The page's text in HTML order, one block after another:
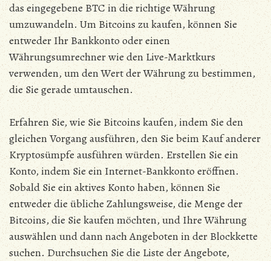
das eingegebene BTC in die richtige Währung
umzuwandeln. Um Bitcoins zu kaufen, können Sie
entweder Ihr Bankkonto oder einen
Währungsumrechner wie den Live-Marktkurs
verwenden, um den Wert der Währung zu bestimmen,
die Sie gerade umtauschen.
Erfahren Sie, wie Sie Bitcoins kaufen, indem Sie den
gleichen Vorgang ausführen, den Sie beim Kauf anderer
Kryptosümpfe ausführen würden. Erstellen Sie ein
Konto, indem Sie ein Internet-Bankkonto eröffnen.
Sobald Sie ein aktives Konto haben, können Sie
entweder die übliche Zahlungsweise, die Menge der
Bitcoins, die Sie kaufen möchten, und Ihre Währung
auswählen und dann nach Angeboten in der Blockkette
suchen. Durchsuchen Sie die Liste der Angebote,